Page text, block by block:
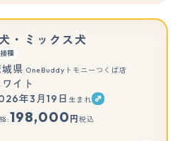
・ミックス犬
種
もっと見る
県 OneBuddyトモニーつくば店
ワイト
年3月19日 生まれ
:198,000 円 税込